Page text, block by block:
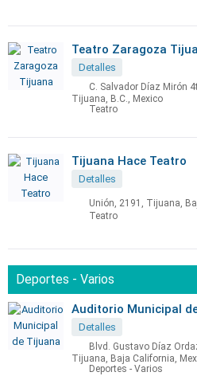
Teatro Zaragoza
Detalles
C. Salvador Díaz Mirón
Tijuana, B.C., Mexico
Teatro
Tijuana Hace Teatro
Detalles
Unión, 2191, Tijuana,
Teatro
Deportes - Varios
Auditorio Municipal
Detalles
Blvd. Gustavo Díaz
Tijuana, Baja California,
Deportes - Varios